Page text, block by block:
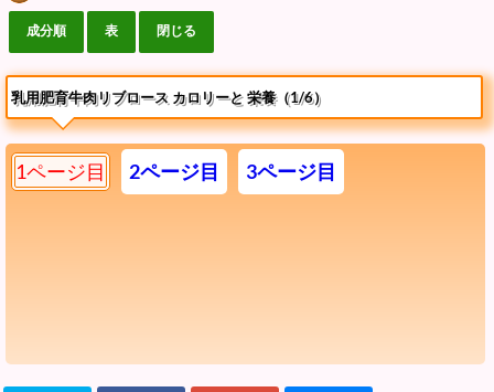
乳用肥育牛肉リブロース カロリーと 栄養（1/6）
1ページ目 2ページ目 3ページ目